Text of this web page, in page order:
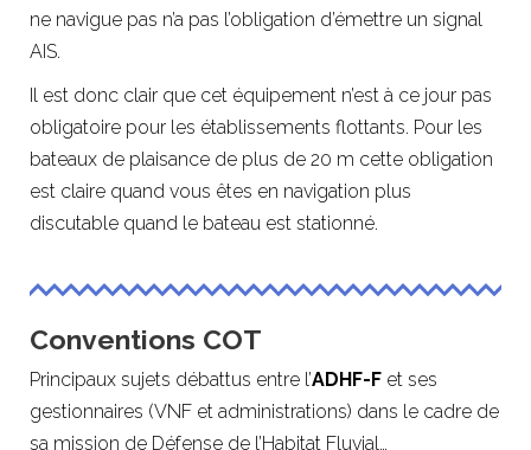
ne navigue pas n’a pas l’obligation d’émettre un signal
AIS.
Il est donc clair que cet équipement n’est à ce jour pas
obligatoire pour les établissements flottants. Pour les
bateaux de plaisance de plus de 20 m cette obligation
est claire quand vous êtes en navigation plus
discutable quand le bateau est stationné.
Conventions COT
Principaux sujets débattus entre l’ADHF-F et ses
gestionnaires (VNF et administrations) dans le cadre de
sa mission de Défense de l’Habitat Fluvial…